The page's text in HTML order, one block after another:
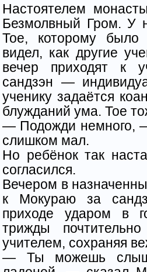
Настоятелем
Безмолвный Гром. У
Тое, которому было
видел, как другие
вечер приходят к
сандзэн —
ученику задаётся
блужданий ума. Тое
— Подожди немного,
слишком мал.
Но ребёнок так
согласился.
Вечером в
к Мокураю за
приходе ударом в
трижды
учителем, сохраняя
— Ты можешь